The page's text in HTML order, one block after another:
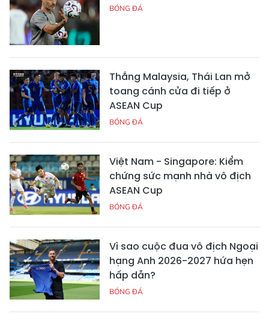
BÓNG ĐÁ
Thắng Malaysia, Thái Lan mở
toang cánh cửa đi tiếp ở
ASEAN Cup
BÓNG ĐÁ
Việt Nam - Singapore: Kiểm
chứng sức mạnh nhà vô địch
ASEAN Cup
BÓNG ĐÁ
Vì sao cuộc đua vô địch Ngoại
hạng Anh 2026-2027 hứa hẹn
hấp dẫn?
BÓNG ĐÁ